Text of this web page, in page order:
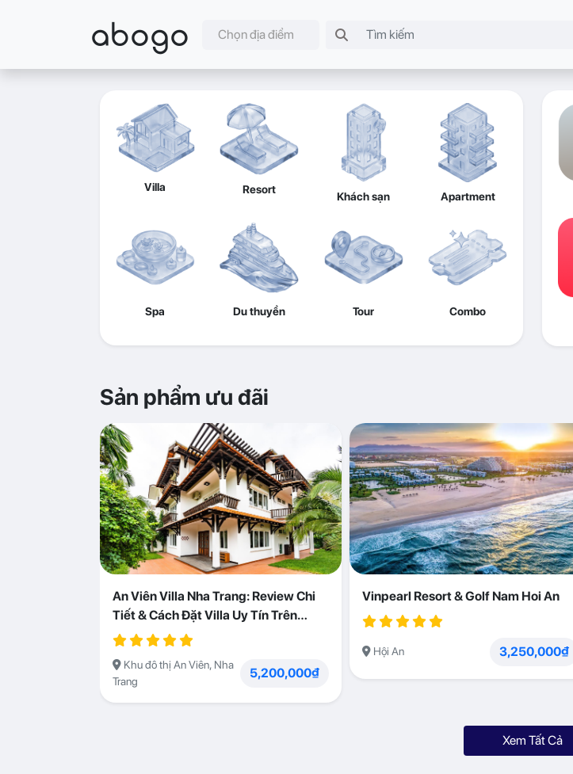
abogo Chọn địa điểm
Villa Resort
Khách sạn Apartment
Spa Du thuyền Tour Combo
Sản phẩm ưu đãi
An Viên Villa Nha Trang: Review Chi
Tiết & Cách Đặt Villa Uy Tín Trên
Abogo
Khu đô thị An Viên, Nha
Trang
5,200,000₫
Vinpearl Resort & Golf Nam Hoi An
Hội An 3,250,000₫
Xem Tất Cả